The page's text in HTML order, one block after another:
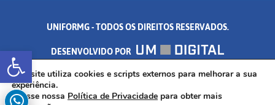
Abrir a barra de ferramentas
UNIFORMG - TODOS OS DIREITOS RESERVADOS.
DESENVOLVIDO POR
AV. DR. ARNALDO DE SENNA, 328 - PALMEIRAS, FORMIGA/MG - CEP:
35.574.530
Este site utiliza cookies e scripts externos para melhorar a sua
experiência.
Acesse nossa Política de Privacidade para obter mais